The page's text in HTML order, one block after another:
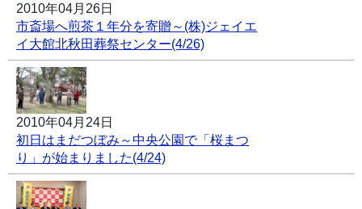
2010年04月26日
市斎場へ煎茶１年分を寄贈～(株)ジェイエ
イ大館北秋田葬祭センター(4/26)
2010年04月24日
初日はまだつぼみ～中央公園で「桜まつ
り」が始まりました(4/24)